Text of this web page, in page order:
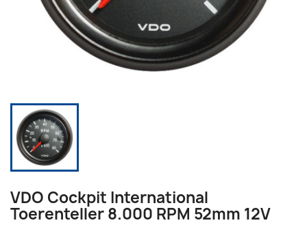
VDO Cockpit International
Toerenteller 8.000 RPM 52mm 12V